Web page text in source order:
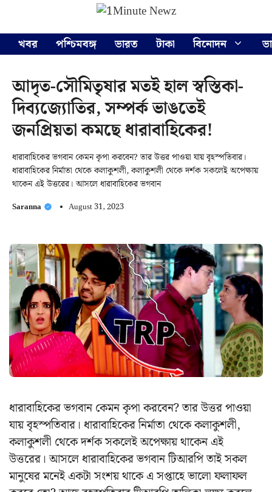
content
খবর
পশ্চিমবঙ্গ ভারত টাকা বিনোদন
আদৃত-সৌমিতৃষার মতই হাল স্বস্তিকা-
দিব্যজ্যোতির, সম্পর্ক ভাঙতেই
জনপ্রিয়তা কমছে ধারাবাহিকের!
ধারাবাহিকের ভগবান কেমন কৃপা করবেন? তার উত্তর পাওয়া যায় বৃহস্পতিবার।
ধারাবাহিকের নির্মাতা থেকে কলাকুশলী, কলাকুশলী থেকে দর্শক সকলেই অপেক্ষায়
থাকেন এই উত্তরের। আসলে ধারাবাহিকের ভগবান
Saranna August 31, 2023
ধারাবাহিকের ভগবান কেমন কৃপা করবেন? তার উত্তর পাওয়া
যায় বৃহস্পতিবার। ধারাবাহিকের নির্মাতা থেকে কলাকুশলী,
কলাকুশলী থেকে দর্শক সকলেই অপেক্ষায় থাকেন এই
উত্তরের। আসলে ধারাবাহিকের ভগবান টিআরপি তাই সকল
মানুষের মনেই একটা সংশয় থাকে এ সপ্তাহে ভালো ফলাফল